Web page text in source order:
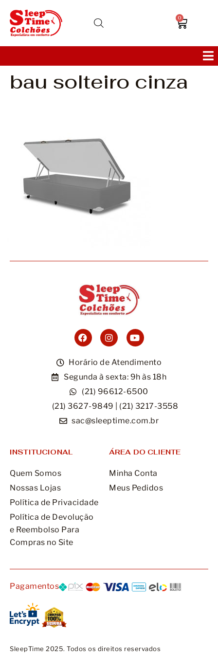
0
Colchões
Cabeceiras
Poltronas
Assistência Técnica
bau solteiro cinza
Horário de Atendimento
Segunda à sexta: 9h às 18h
(21) 96612-6500
(21) 3627-9849 | (21) 3217-3558
sac@sleeptime.com.br
INSTITUCIONAL
Quem Somos
Nossas Lojas
Política de Privacidade
Política de Devolução
e Reembolso Para
Compras no Site
ÁREA DO CLIENTE
Minha Conta
Meus Pedidos
Pagamentos
SleepTime 2025. Todos os direitos reservados